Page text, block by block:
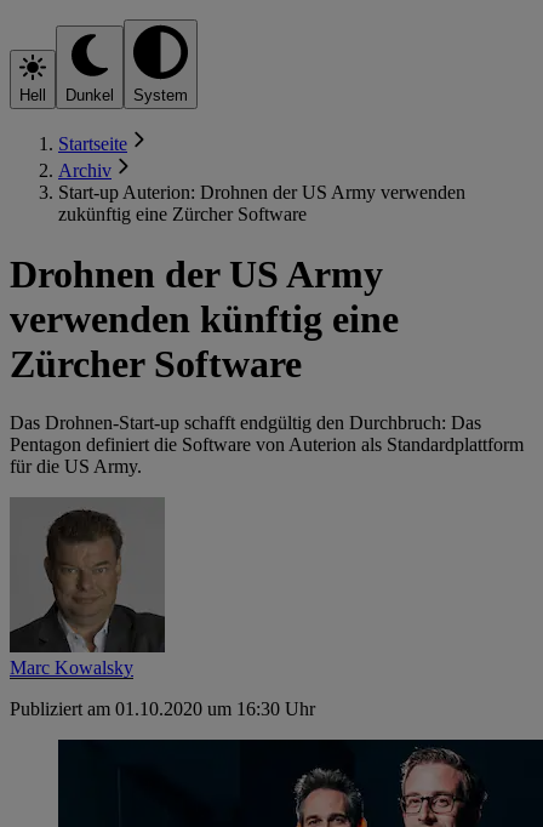
Hell Dunkel System
Startseite
Archiv
Start-up Auterion: Drohnen der US Army verwenden
zukünftig eine Zürcher Software
Drohnen der US Army
verwenden künftig eine
Zürcher Software
Das Drohnen-Start-up schafft endgültig den Durchbruch: Das
Pentagon definiert die Software von Auterion als Standardplattform
für die US Army.
Marc Kowalsky
Publiziert am 01.10.2020 um 16:30 Uhr